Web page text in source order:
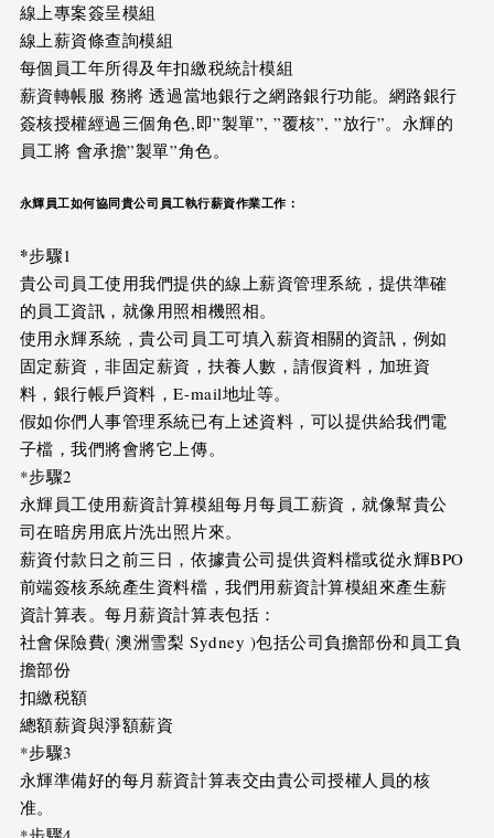
線上專案簽呈模組
線上薪資條查詢模組
每個員工年所得及年扣繳税統計模組
薪資轉帳服 務將 透過當地銀行之網路銀行功能。網路銀行
簽核授權經過三個角色,即”製單”, ”覆核”, ”放行”。永輝的
員工將 會承擔”製單”角色。
永輝員工如何協同貴公司員工執行薪資作業工作：
*步驟1
貴公司員工使用我們提供的線上薪資管理系統，提供準確
的員工資訊，就像用照相機照相。
使用永輝系統，貴公司員工可填入薪資相關的資訊，例如
固定薪資，非固定薪資，扶養人數，請假資料，加班資
料，銀行帳戶資料，E-mail地址等。
假如你們人事管理系統已有上述資料，可以提供給我們電
子檔，我們將會將它上傳。
*步驟2
永輝員工使用薪資計算模組每月每員工薪資，就像幫貴公
司在暗房用底片洗出照片來。
薪資付款日之前三日，依據貴公司提供資料檔或從永輝BPO
前端簽核系統產生資料檔，我們用薪資計算模組來產生薪
資計算表。每月薪資計算表包括：
社會保險費( 澳洲雪梨 Sydney )包括公司負擔部份和員工負
擔部份
扣繳税額
總額薪資與淨額薪資
*步驟3
永輝準備好的每月薪資計算表交由貴公司授權人員的核
准。